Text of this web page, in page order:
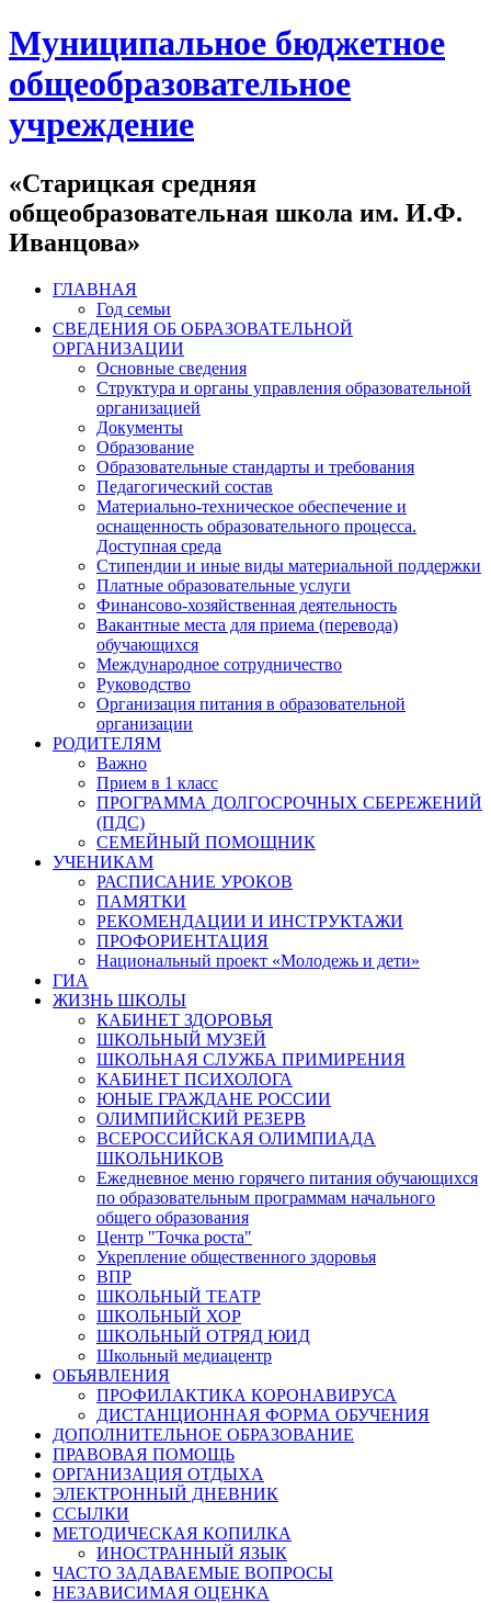
Муниципальное бюджетное
общеобразовательное
учреждение
«Старицкая средняя
общеобразовательная школа им. И.Ф.
Иванцова»
ГЛАВНАЯ
Год семьи
СВЕДЕНИЯ ОБ ОБРАЗОВАТЕЛЬНОЙ
ОРГАНИЗАЦИИ
Основные сведения
Структура и органы управления образовательной
организацией
Документы
Образование
Образовательные стандарты и требования
Педагогический состав
Материально-техническое обеспечение и
оснащенность образовательного процесса.
Доступная среда
Стипендии и иные виды материальной поддержки
Платные образовательные услуги
Финансово-хозяйственная деятельность
Вакантные места для приема (перевода)
обучающихся
Международное сотрудничество
Руководство
Организация питания в образовательной
организации
РОДИТЕЛЯМ
Важно
Прием в 1 класс
ПРОГРАММА ДОЛГОСРОЧНЫХ СБЕРЕЖЕНИЙ
(ПДС)
СЕМЕЙНЫЙ ПОМОЩНИК
УЧЕНИКАМ
РАСПИСАНИЕ УРОКОВ
ПАМЯТКИ
РЕКОМЕНДАЦИИ И ИНСТРУКТАЖИ
ПРОФОРИЕНТАЦИЯ
Национальный проект «Молодежь и дети»
ГИА
ЖИЗНЬ ШКОЛЫ
КАБИНЕТ ЗДОРОВЬЯ
ШКОЛЬНЫЙ МУЗЕЙ
ШКОЛЬНАЯ СЛУЖБА ПРИМИРЕНИЯ
КАБИНЕТ ПСИХОЛОГА
ЮНЫЕ ГРАЖДАНЕ РОССИИ
ОЛИМПИЙСКИЙ РЕЗЕРВ
ВСЕРОССИЙСКАЯ ОЛИМПИАДА
ШКОЛЬНИКОВ
Ежедневное меню горячего питания обучающихся
по образовательным программам начального
общего образования
Центр "Точка роста"
Укрепление общественного здоровья
ВПР
ШКОЛЬНЫЙ ТЕАТР
ШКОЛЬНЫЙ ХОР
ШКОЛЬНЫЙ ОТРЯД ЮИД
Школьный медиацентр
ОБЪЯВЛЕНИЯ
ПРОФИЛАКТИКА КОРОНАВИРУСА
ДИСТАНЦИОННАЯ ФОРМА ОБУЧЕНИЯ
ДОПОЛНИТЕЛЬНОЕ ОБРАЗОВАНИЕ
ПРАВОВАЯ ПОМОЩЬ
ОРГАНИЗАЦИЯ ОТДЫХА
ЭЛЕКТРОННЫЙ ДНЕВНИК
ССЫЛКИ
МЕТОДИЧЕСКАЯ КОПИЛКА
ИНОСТРАННЫЙ ЯЗЫК
ЧАСТО ЗАДАВАЕМЫЕ ВОПРОСЫ
НЕЗАВИСИМАЯ ОЦЕНКА